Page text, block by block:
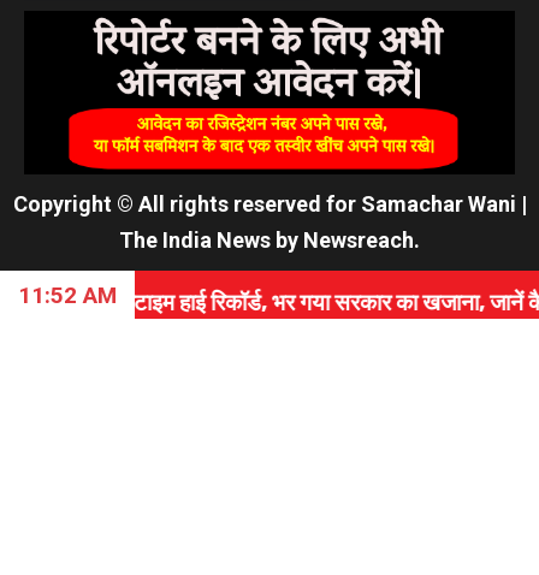
Copyright © All rights reserved for Samachar Wani |
The India News by Newsreach.
11:52 AM
हाई रिकॉर्ड, भर गया सरकार का खजाना, जानें कैसे रचा